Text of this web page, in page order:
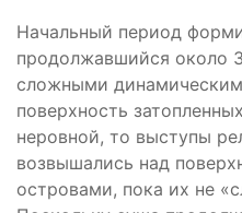
Начальный период
продолжавшийся около
сложными
поверхность
неровной, то выступы
возвышались над
островами, пока их не